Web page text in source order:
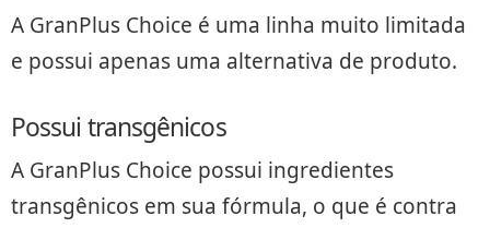
A GranPlus Choice é uma linha muito limitada
e possui apenas uma alternativa de produto.
Possui transgênicos
A GranPlus Choice possui ingredientes
transgênicos em sua fórmula, o que é contra